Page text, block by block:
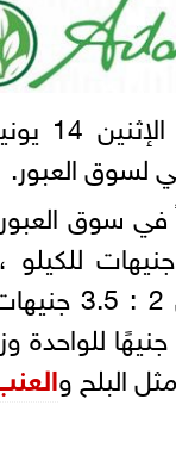
يونيو 2021 ب
لسوق العبور.
في سوق
زبدية لتسجل 10
الصيفي
البلح و